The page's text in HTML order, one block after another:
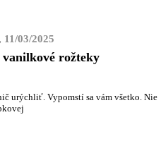
03/2025
rožteky
urýchliť. Vypomstí sa vám všetko. Nie